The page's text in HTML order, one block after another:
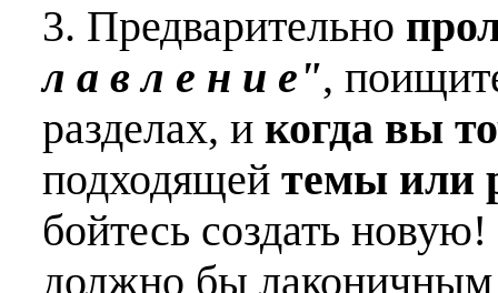
3. Предварительно
л а в л е н и е",
разделах, и когда вы
подходящей темы или
бойтесь создать
должно бы лаконичным